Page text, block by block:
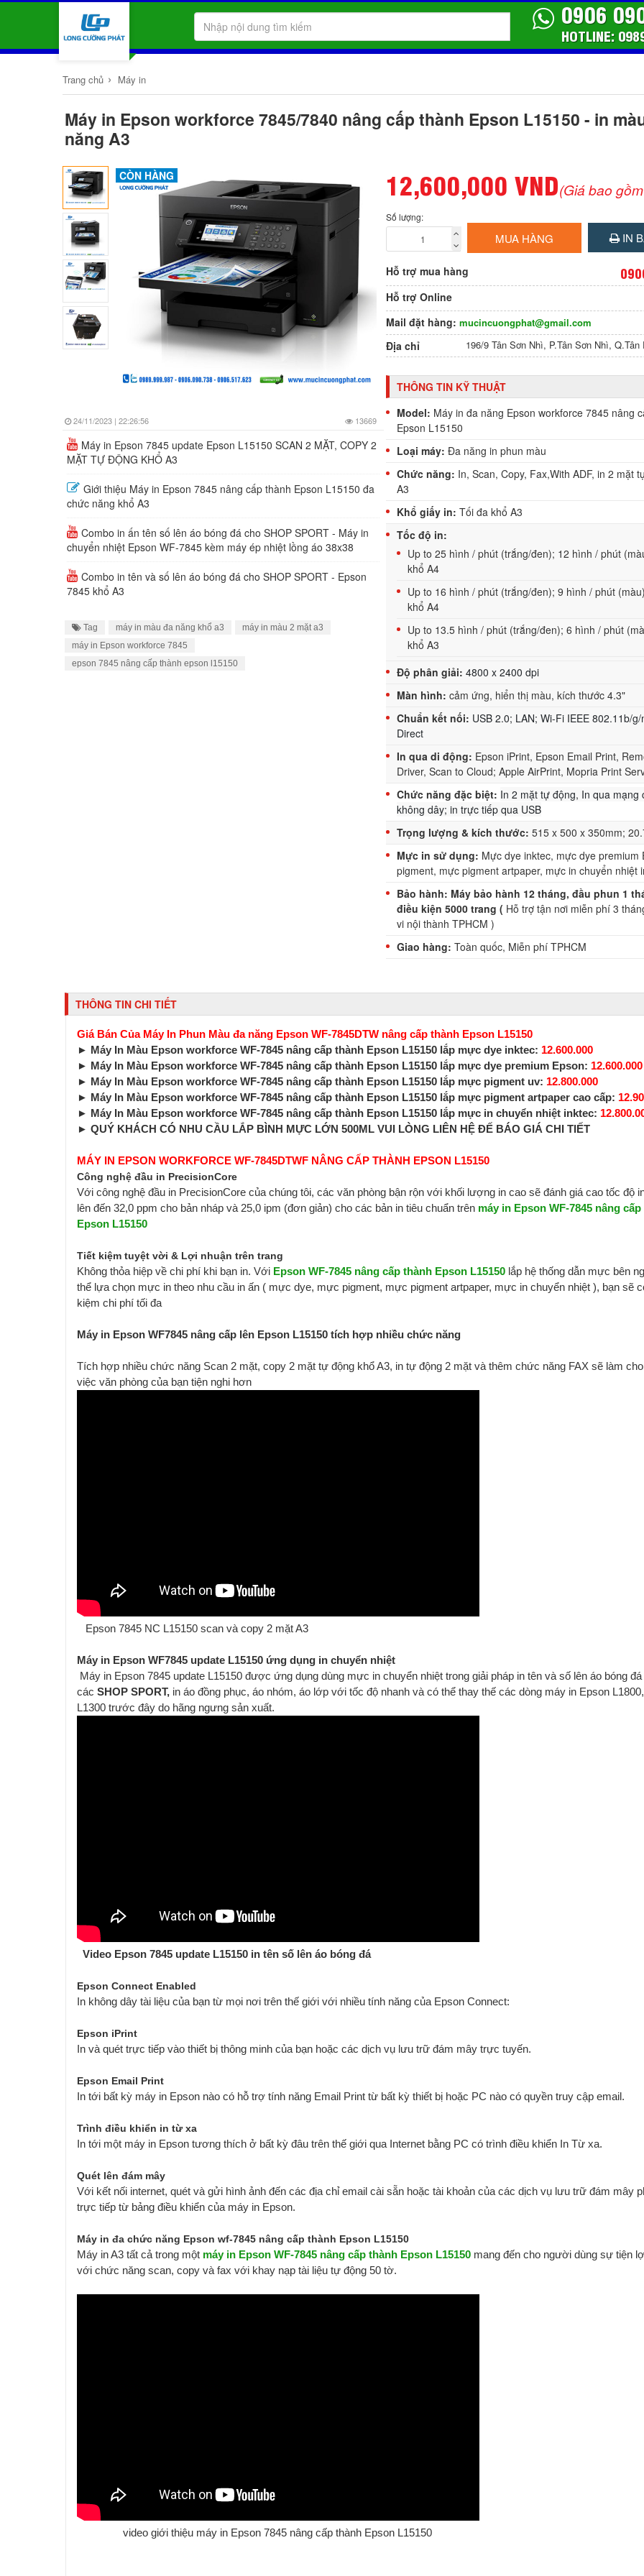
0906
HOTLINE:
Trang chủ › Máy in
Máy in Epson workforce 7845/7840 nâng cấp thành Epson L15150 - in
năng A3
CÒN HÀNG
24/11/2023 | 22:26:56 13669
Máy in Epson 7845 update Epson L15150 SCAN 2 MẶT, COPY 2
MẶT TỰ ĐỘNG KHỔ A3
Giới thiệu Máy in Epson 7845 nâng cấp thành Epson L15150 đa
chức năng khổ A3
Combo in ấn tên số lên áo bóng đá cho SHOP SPORT - Máy in
chuyển nhiệt Epson WF-7845 kèm máy ép nhiệt lồng áo 38x38
Combo in tên và số lên áo bóng đá cho SHOP SPORT - Epson
7845 khổ A3
Tag máy in màu đa năng khổ a3
máy in màu 2 mặt a3
máy in Epson workforce 7845
epson 7845 nâng cấp thành epson l15150
12,600,000 VND(Giá bao
Số lượng:
MUA HÀNG IN
Hỗ trợ mua hàng
Hỗ trợ Online
Mail đặt hàng: mucincuongphat@gmail.com
Địa chỉ 196/9 Tân Sơn Nhì, P.Tân Sơn Nhì,
THÔNG TIN KỸ THUẬT
Model: Máy in đa năng Epson workforce 7845 nâng
Epson L15150
Loại máy: Đa năng in phun màu
Chức năng: In, Scan, Copy, Fax,With ADF, in 2 mặt
A3
Khổ giấy in: Tối đa khổ A3
Tốc độ in:
Up to 25 hình / phút (trắng/đen); 12 hình / phút
khổ A4
Up to 16 hình / phút (trắng/đen); 9 hình / phút
khổ A4
Up to 13.5 hình / phút (trắng/đen); 6 hình / phút
khổ A3
Độ phân giải: 4800 x 2400 dpi
Màn hình: cảm ứng, hiển thị màu, kích thước 4.3"
Chuẩn kết nối: USB 2.0; LAN; Wi-Fi IEEE 802.11b/
Direct
In qua di động: Epson iPrint, Epson Email Print,
Driver, Scan to Cloud; Apple AirPrint, Mopria Print
Chức năng đặc biệt: In 2 mặt tự động, In qua mạng
không dây; in trực tiếp qua USB
Trọng lượng & kích thước: 515 x 500 x 350mm;
Mực in sử dụng: Mực dye inktec, mực dye premium
pigment, mực pigment artpaper, mực in chuyển nhiệt
Bảo hành: Máy bảo hành 12 tháng, đầu phun 1
điều kiện 5000 trang ( Hỗ trợ tận nơi miễn phí 3
vi nội thành TPHCM )
Giao hàng: Toàn quốc, Miễn phí TPHCM
THÔNG TIN CHI TIẾT
Giá Bán Của Máy In Phun Màu đa năng Epson WF-7845DTW nâng cấp thành Epson L15150
► Máy In Màu Epson workforce WF-7845 nâng cấp thành Epson L15150 lắp mực dye inktec: 12.600.000
► Máy In Màu Epson workforce WF-7845 nâng cấp thành Epson L15150 lắp mực dye premium Epson: 12.600.000
► Máy In Màu Epson workforce WF-7845 nâng cấp thành Epson L15150 lắp mực pigment uv: 12.800.000
► Máy In Màu Epson workforce WF-7845 nâng cấp thành Epson L15150 lắp mực pigment artpaper cao cấp:
► Máy In Màu Epson workforce WF-7845 nâng cấp thành Epson L15150 lắp mực in chuyển nhiệt inktec:
► QUÝ KHÁCH CÓ NHU CẦU LẮP BÌNH MỰC LỚN 500ML VUI LÒNG LIÊN HỆ ĐẾ BÁO GIÁ CHI TIẾT
MÁY IN EPSON WORKFORCE WF-7845DTWF NÂNG CẤP THÀNH EPSON L15150
Công nghệ đầu in PrecisionCore
Với công nghệ đầu in PrecisionCore của chúng tôi, các văn phòng bận rộn với khối lượng in cao sẽ đánh giá cao tốc độ
lên đến 32,0 ppm cho bản nháp và 25,0 ipm (đơn giản) cho các bản in tiêu chuẩn trên máy in Epson WF-7845 nâng
Epson L15150
Tiết kiệm tuyệt vời & Lợi nhuận trên trang
Không thỏa hiệp về chi phí khi bạn in. Với Epson WF-7845 nâng cấp thành Epson L15150lắp hệ thống dẫn mực bên
thể lựa chọn mực in theo nhu cầu in ấn ( mực dye, mực pigment, mực pigment artpaper, mực in chuyển nhiệt ), bạn sẽ
kiệm chi phí tối đa
Máy in Epson WF7845 nâng cấp lên Epson L15150 tích hợp nhiều chức năng
Tích hợp nhiều chức năng Scan 2 mặt, copy 2 mặt tự động khổ A3, in tự động 2 mặt và thêm chức năng FAX sẽ làm
việc văn phòng của bạn tiện nghi hơn
Epson 7845 NC L15150 scan và copy 2 mặt A3
Máy in Epson WF7845 update L15150 ứng dụng in chuyển nhiệt
Máy in Epson 7845 update L15150 được ứng dụng dùng mực in chuyển nhiệt trong giải pháp in tên và số lên áo bóng đá
các SHOP SPORT, in áo đồng phục, áo nhóm, áo lớp với tốc độ nhanh và có thể thay thế các dòng máy in Epson
L1300 trước đây do hãng ngưng sản xuất.
Video Epson 7845 update L15150 in tên số lên áo bóng đá
Epson Connect Enabled
In không dây tài liệu của bạn từ mọi nơi trên thế giới với nhiều tính năng của Epson Connect:
Epson iPrint
In và quét trực tiếp vào thiết bị thông minh của bạn hoặc các dịch vụ lưu trữ đám mây trực tuyến.
Epson Email Print
In tới bất kỳ máy in Epson nào có hỗ trợ tính năng Email Print từ bất kỳ thiết bị hoặc PC nào có quyền truy cập email.
Trình điều khiển in từ xa
In tới một máy in Epson tương thích ở bất kỳ đâu trên thế giới qua Internet bằng PC có trình điều khiển In Từ xa.
Quét lên đám mây
Với kết nối internet, quét và gửi hình ảnh đến các địa chỉ email cài sẵn hoặc tài khoản của các dịch vụ lưu trữ đám mây
trực tiếp từ bảng điều khiển của máy in Epson.
Máy in đa chức năng Epson wf-7845 nâng cấp thành Epson L15150
Máy in A3 tất cả trong một máy in Epson WF-7845 nâng cấp thành Epson L15150mang đến cho người dùng sự tiện
với chức năng scan, copy và fax với khay nạp tài liệu tự động 50 tờ.
video giới thiệu máy in Epson 7845 nâng cấp thành Epson L15150